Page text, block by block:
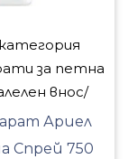
за петна
внос/
Ариел
Спрей 750